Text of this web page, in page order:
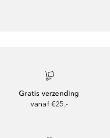
Gratis verzending
vanaf €25,-